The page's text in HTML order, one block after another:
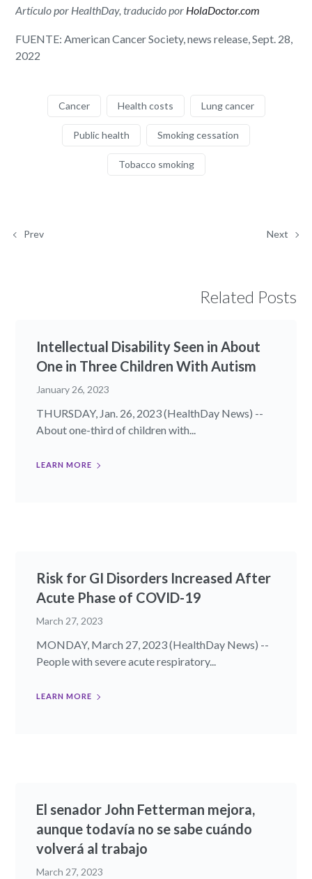
Artículo por HealthDay, traducido por HolaDoctor.com
FUENTE: American Cancer Society, news release, Sept. 28,
2022
Cancer Health costs Lung cancer
Public health Smoking cessation
Tobacco smoking
Prev Next
Related Posts
Intellectual Disability Seen in About
One in Three Children With Autism
January 26, 2023
THURSDAY, Jan. 26, 2023 (HealthDay News) --
About one-third of children with...
LEARN MORE
Risk for GI Disorders Increased After
Acute Phase of COVID-19
March 27, 2023
MONDAY, March 27, 2023 (HealthDay News) --
People with severe acute respiratory...
LEARN MORE
El senador John Fetterman mejora,
aunque todavía no se sabe cuándo
volverá al trabajo
March 27, 2023